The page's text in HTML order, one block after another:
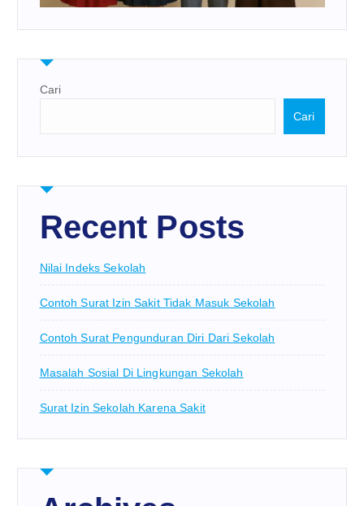
Cari
Cari
Recent Posts
Nilai Indeks Sekolah
Contoh Surat Izin Sakit Tidak Masuk Sekolah
Contoh Surat Pengunduran Diri Dari Sekolah
Masalah Sosial Di Lingkungan Sekolah
Surat Izin Sekolah Karena Sakit